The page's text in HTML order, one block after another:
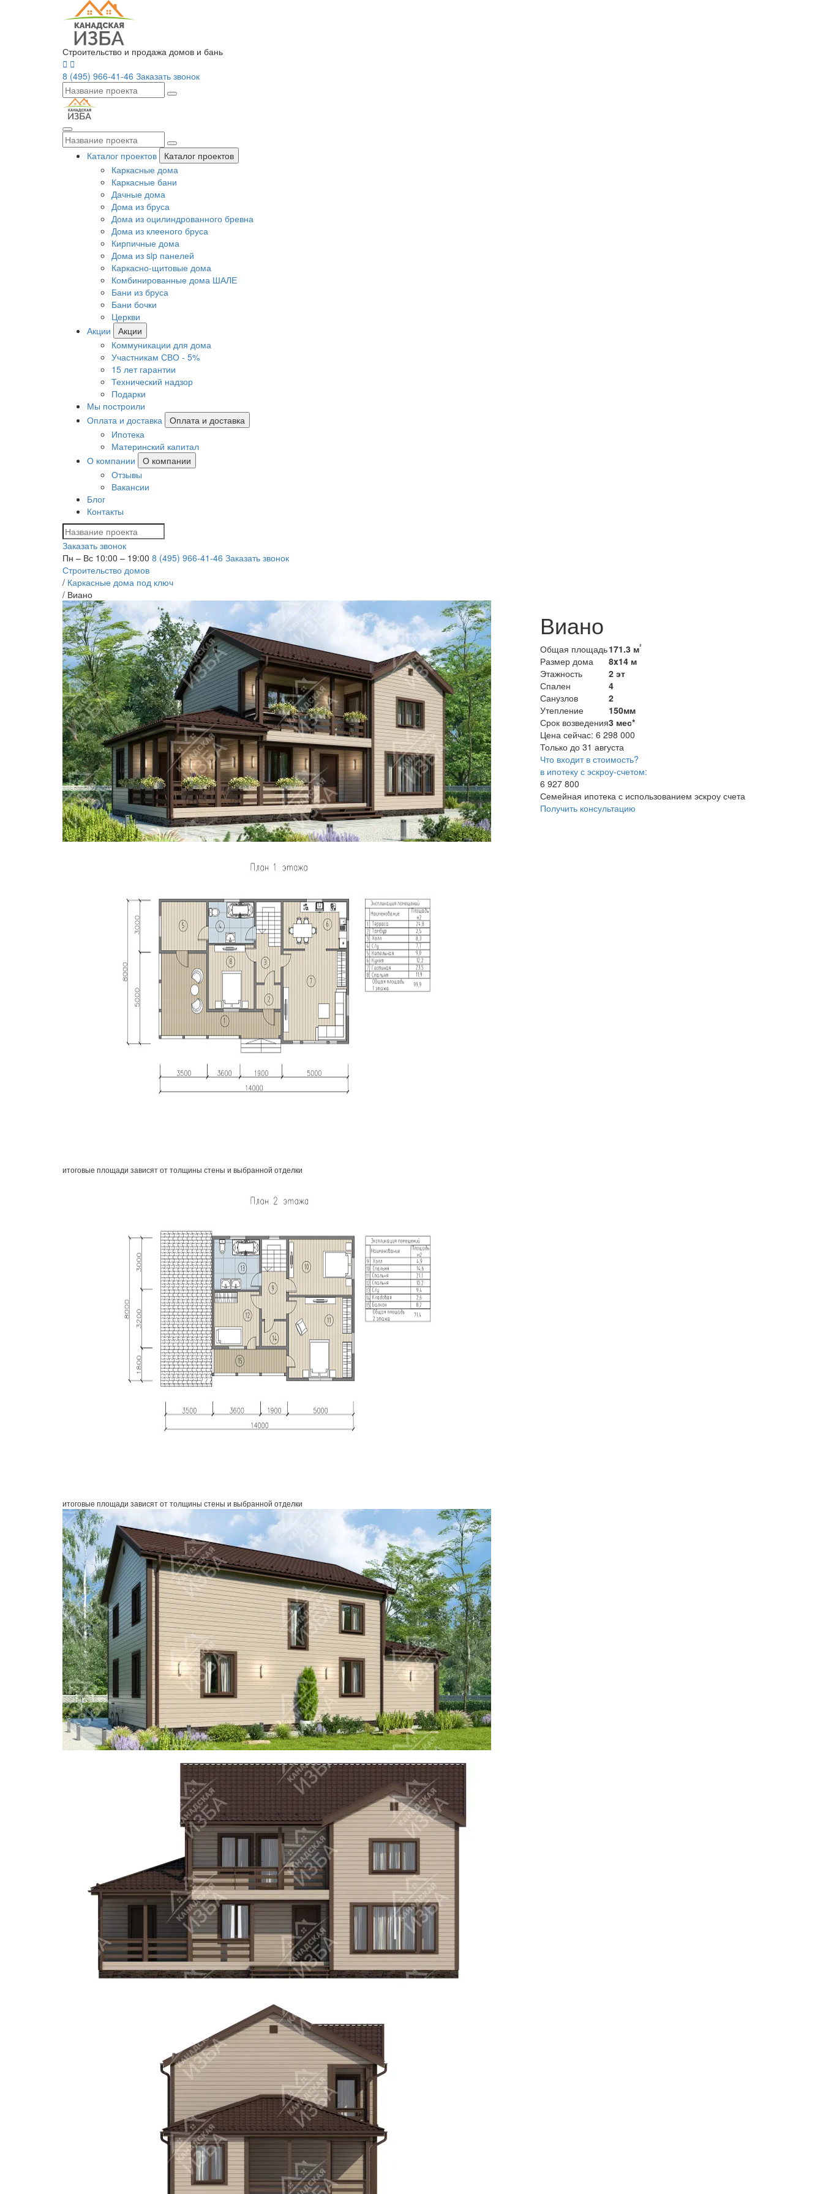
Строительство и продажа домов и бань
8 (495) 966-41-46 Заказать звонок
Каталог проектов
Каталог проектов
Каркасные дома
Каркасные бани
Дачные дома
Дома из бруса
Дома из оцилиндрованного бревна
Дома из клееного бруса
Кирпичные дома
Дома из sip панелей
Каркасно-щитовые дома
Комбинированные дома ШАЛЕ
Бани из бруса
Бани бочки
Церкви
Акции
Акции
Коммуникации для дома
Участникам СВО - 5%
15 лет гарантии
Технический надзор
Подарки
Мы построили
Оплата и доставка
Оплата и доставка
Ипотека
Материнский капитал
О компании
О компании
Отзывы
Вакансии
Блог
Контакты
Заказать звонок
Пн – Вс 10:00 – 19:00 8 (495) 966-41-46 Заказать звонок
Строительство домов
/ Каркасные дома под ключ
/ Виано
итоговые площади зависят от толщины стены и выбранной отделки
итоговые площади зависят от толщины стены и выбранной отделки
Виано
Общая площадь171.3 м²
Размер дома
8x14 м
Этажность
2 эт
Спален
4
Санузлов
2
Утепление
150мм
Срок возведения3 мес*
Цена сейчас: 6 298 000
Только до 31 августа
Что входит в стоимость?
в ипотеку с эскроу-счетом:
6 927 800
Семейная ипотека с использованием эскроу счета
Получить консультацию